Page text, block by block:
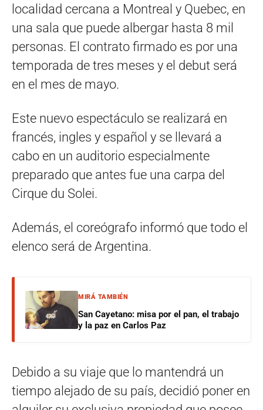
localidad cercana a Montreal y Quebec, en
una sala que puede albergar hasta 8 mil
personas. El contrato firmado es por una
temporada de tres meses y el debut será
en el mes de mayo.
Este nuevo espectáculo se realizará en
francés, ingles y español y se llevará a
cabo en un auditorio especialmente
preparado que antes fue una carpa del
Cirque du Solei.
Además, el coreógrafo informó que todo el
elenco será de Argentina.
MIRÁ TAMBIÉN
San Cayetano: misa por el pan, el trabajo
y la paz en Carlos Paz
Debido a su viaje que lo mantendrá un
tiempo alejado de su país, decidió poner en